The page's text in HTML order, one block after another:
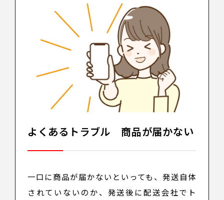
よくあるトラブル 商品が届かない
一口に商品が届かないといっても、発送自体
されていないのか、発送後に配送会社でト